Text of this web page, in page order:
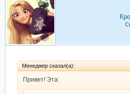
Менеджер сказал(а):
Привет! Эта: